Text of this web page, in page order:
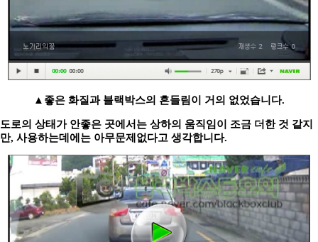
▲ 좋은 화질과 블랙박스의 흔들림이 거의 없었습니다.
도로의 상태가 안좋은 곳에서는 상하의 움직임이 조금 더한 것 같지
만, 사용하는데에는 아무문제없다고 생각합니다.